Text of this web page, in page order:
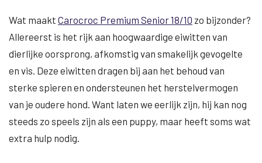
Wat maakt Carocroc Premium Senior 18/10 zo bijzonder?
Allereerst is het rijk aan hoogwaardige eiwitten van
dierlijke oorsprong, afkomstig van smakelijk gevogelte
en vis. Deze eiwitten dragen bij aan het behoud van
sterke spieren en ondersteunen het herstelvermogen
van je oudere hond. Want laten we eerlijk zijn, hij kan nog
steeds zo speels zijn als een puppy, maar heeft soms wat
extra hulp nodig.